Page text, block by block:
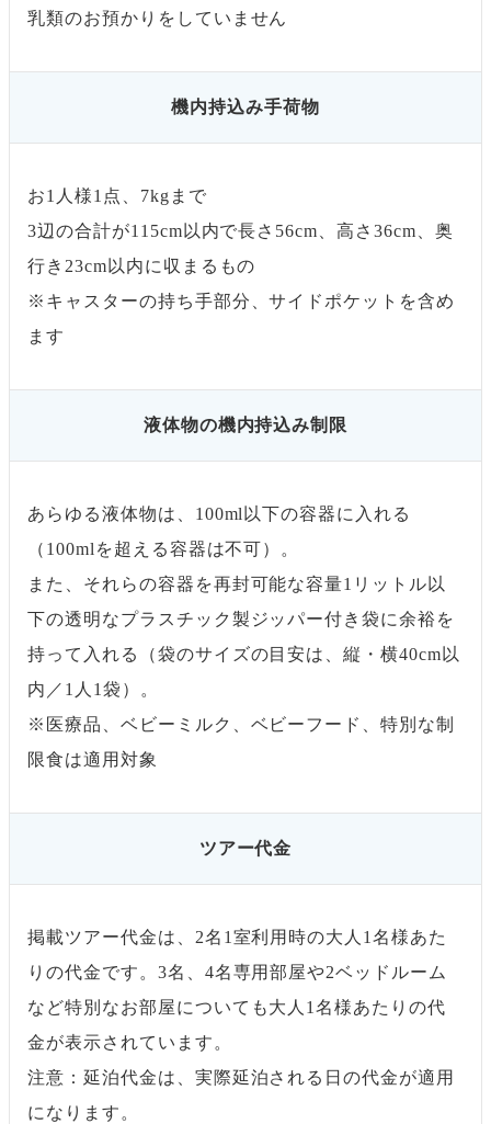
乳類のお預かりをしていません
機内持込み手荷物
お1人様1点、7kgまで
3辺の合計が115cm以内で長さ56cm、高さ36cm、奥
行き23cm以内に収まるもの
※キャスターの持ち手部分、サイドポケットを含め
ます
液体物の機内持込み制限
あらゆる液体物は、100ml以下の容器に入れる
（100mlを超える容器は不可）。
また、それらの容器を再封可能な容量1リットル以
下の透明なプラスチック製ジッパー付き袋に余裕を
持って入れる（袋のサイズの目安は、縦・横40cm以
内／1人1袋）。
※医療品、ベビーミルク、ベビーフード、特別な制
限食は適用対象
ツアー代金
掲載ツアー代金は、2名1室利用時の大人1名様あた
りの代金です。3名、4名専用部屋や2ベッドルーム
など特別なお部屋についても大人1名様あたりの代
金が表示されています。
注意：延泊代金は、実際延泊される日の代金が適用
になります。